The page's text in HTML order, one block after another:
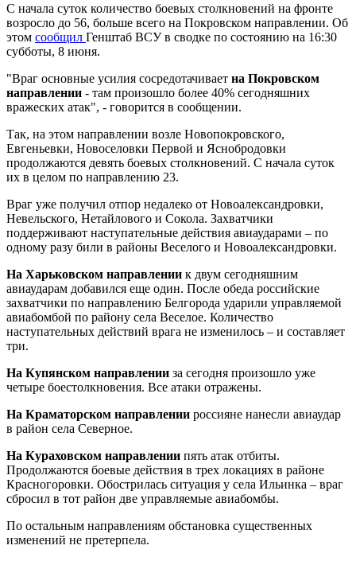
С начала суток количество боевых столкновений на фронте
возросло до 56, больше всего на Покровском направлении. Об
этом сообщил Генштаб ВСУ в сводке по состоянию на 16:30
субботы, 8 июня.
"Враг основные усилия сосредотачивает на Покровском
направлении - там произошло более 40% сегодняшних
вражеских атак", - говорится в сообщении.
Так, на этом направлении возле Новопокровского,
Евгеньевки, Новоселовки Первой и Яснобродовки
продолжаются девять боевых столкновений. С начала суток
их в целом по направлению 23.
Враг уже получил отпор недалеко от Новоалександровки,
Невельского, Нетайлового и Сокола. Захватчики
поддерживают наступательные действия авиаударами – по
одному разу били в районы Веселого и Новоалександровки.
На Харьковском направлении к двум сегодняшним
авиаударам добавился еще один. После обеда российские
захватчики по направлению Белгорода ударили управляемой
авиабомбой по району села Веселое. Количество
наступательных действий врага не изменилось – и составляет
три.
На Купянском направлении за сегодня произошло уже
четыре боестолкновения. Все атаки отражены.
На Краматорском направлении россияне нанесли авиаудар
в район села Северное.
На Кураховском направлении пять атак отбиты.
Продолжаются боевые действия в трех локациях в районе
Красногоровки. Обострилась ситуация у села Ильинка – враг
сбросил в тот район две управляемые авиабомбы.
По остальным направлениям обстановка существенных
изменений не претерпела.